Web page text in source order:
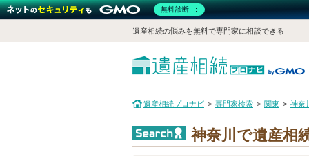
遺産相続の悩みを無料で専門家に相談できる
遺産相続プロナビ 専門家検索 関東 神奈
神奈川で遺産相
無料診断